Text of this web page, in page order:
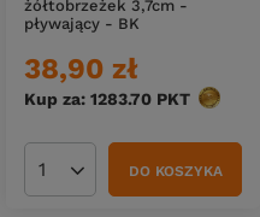
żółtobrzeżek 3,7cm -
pływający - BK
38,90 zł
Kup za: 1283.70 PKT punktów
Ilość produktówDO KOSZYKA